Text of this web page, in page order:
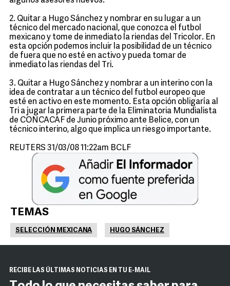
2. Quitar a Hugo Sánchez y nombrar en su lugar a un
técnico del mercado nacional, que conozca el futbol
mexicano y tome de inmediato la riendas del Tricolor. En
esta opción podemos incluir la posibilidad de un técnico
de fuera que no esté en activo y pueda tomar de
inmediato las riendas del Tri.
3. Quitar a Hugo Sánchez y nombrar a un interino con la
idea de contratar a un técnico del futbol europeo que
esté en activo en este momento. Esta opción obligaría al
Tri a jugar la primera parte de la Eliminatoria Mundialista
de CONCACAF de Junio próximo ante Belice, con un
técnico interino, algo que implica un riesgo importante.
REUTERS 31/03/08 11:22am BCLF
TEMAS
SELECCIÓN MEXICANA HUGO SÁNCHEZ
RECIBE LAS ÚLTIMAS NOTICIAS EN TU E-MAIL